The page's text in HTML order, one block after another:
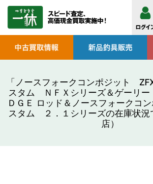
「ノースフォークコンポジット
スタム ＮＦＸシリーズ＆ゲーリ
ＤＧＥ ロッド＆ノースフォークコ
スタム ２．１シリーズの在庫状況
店）